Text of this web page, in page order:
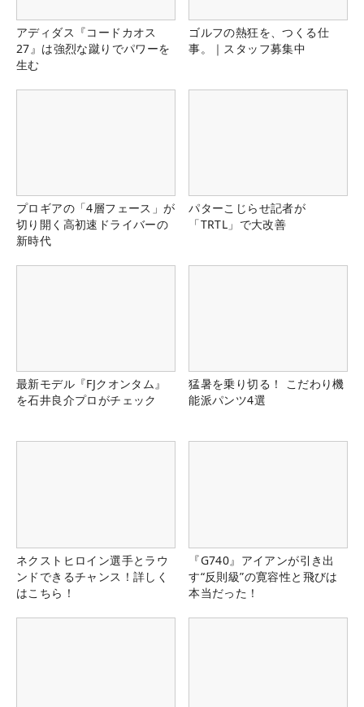
アディダス『コードカオス
27』は強烈な蹴りでパワーを
生む
ゴルフの熱狂を、つくる仕
事。｜スタッフ募集中
プロギアの「4層フェース」が
切り開く高初速ドライバーの
新時代
パターこじらせ記者が
「TRTL」で大改善
最新モデル『FJクオンタム』
を石井良介プロがチェック
猛暑を乗り切る！ こだわり機
能派パンツ4選
ネクストヒロイン選手とラウ
ンドできるチャンス！詳しく
はこちら！
『G740』アイアンが引き出
す“反則級”の寛容性と飛びは
本当だった！